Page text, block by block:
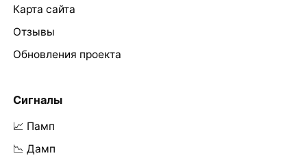
Карта сайта
Отзывы
Обновления проекта
Сигналы
📈 Памп
📉 Дамп